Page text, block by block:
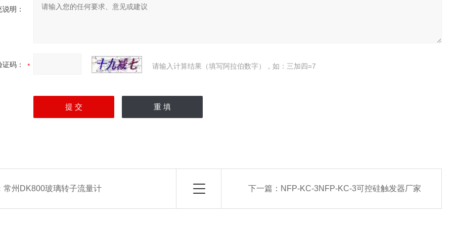
明：
证码： 请输入计算结果（填写阿拉伯数字），如：三加四=7
常州DK800玻璃转子流量计 下一篇： NFP-KC-3NFP-KC-3可控硅触发器厂家